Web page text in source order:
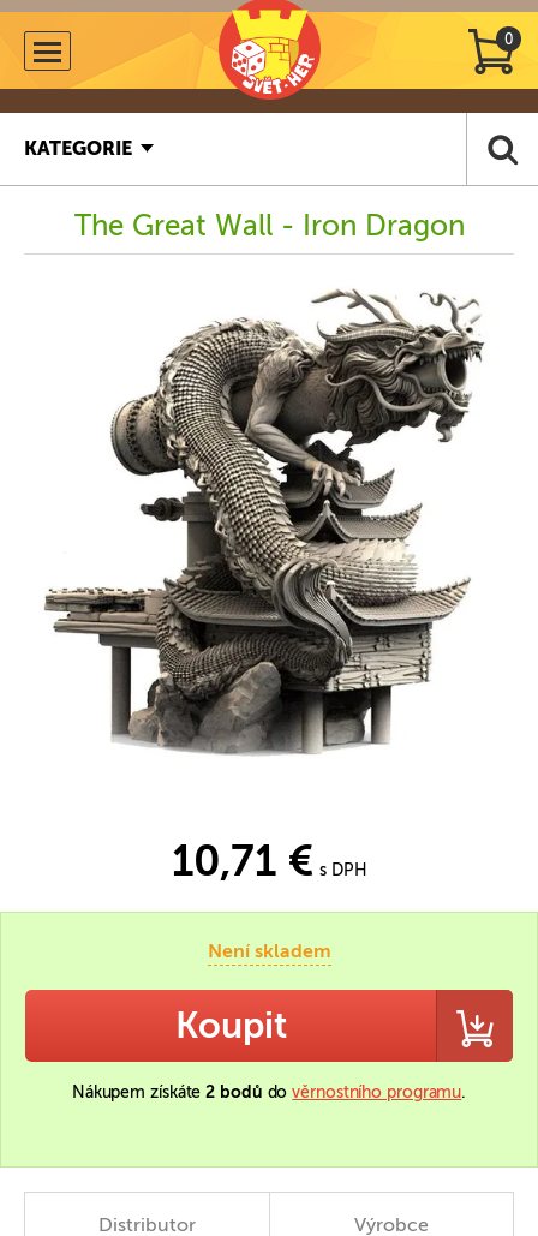
0
KATEGORIE
The Great Wall - Iron Dragon
10,71 € s DPH
Není skladem
Koupit
Nákupem získáte2 bodů dověrnostního programu.
Distributor Výrobce